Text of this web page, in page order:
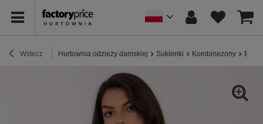
Wstecz Hurtownia odzieży damskiej Sukienki Kombinezony